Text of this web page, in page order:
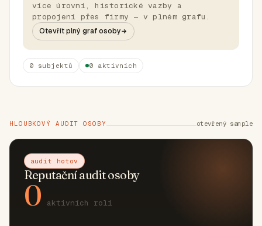
více úrovní, historické vazby a
propojení přes firmy — v plném grafu.
Otevřít plný graf osoby
0 subjektů 0 aktivních
HLOUBKOVÝ AUDIT OSOBY otevřený sample
audit hotov
Reputační audit osoby
0 aktivních rolí